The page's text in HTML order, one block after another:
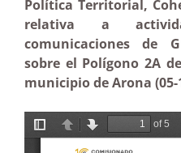
Política Territorial,
relativa a
comunicaciones de
sobre el Polígono 2A
municipio de Arona (05-